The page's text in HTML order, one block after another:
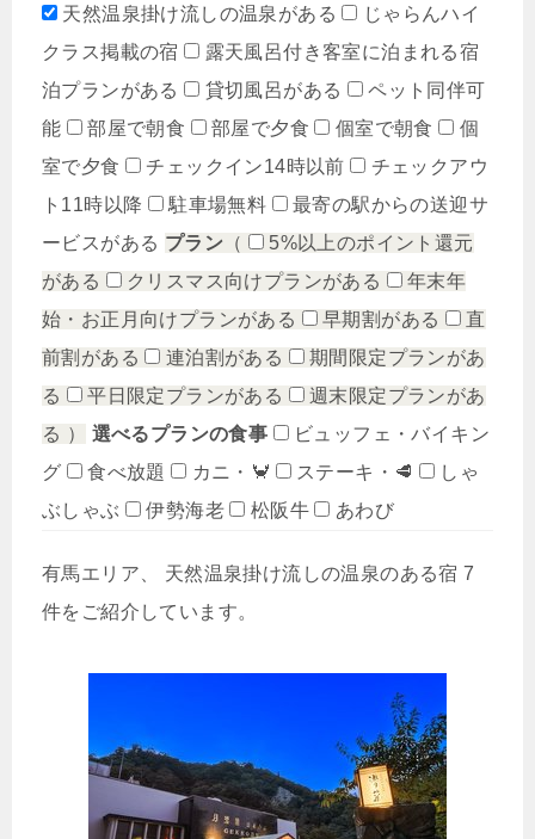
天然温泉掛け流しの温泉がある
じゃらんハイ
クラス掲載の宿
露天風呂付き客室に泊まれる宿
泊プランがある
貸切風呂がある
ペット同伴可
能
部屋で朝食 部屋で夕食 個室で朝食
個
室で夕食
チェックイン14時以前
チェックアウ
ト11時以降
駐車場無料
最寄の駅からの送迎サ
ービスがある プラン （
5%以上のポイント還元
がある
クリスマス向けプランがある
年末年
始・お正月向けプランがある
早期割がある
直
前割がある
連泊割がある
期間限定プランがあ
る
平日限定プランがある
週末限定プランがあ
る ） 選べるプランの食事
ビュッフェ・バイキン
グ
食べ放題 カニ・🦀 ステーキ・🥩
しゃ
ぶしゃぶ
伊勢海老 松阪牛 あわび
有馬エリア、 天然温泉掛け流しの温泉のある宿 7
件をご紹介しています。